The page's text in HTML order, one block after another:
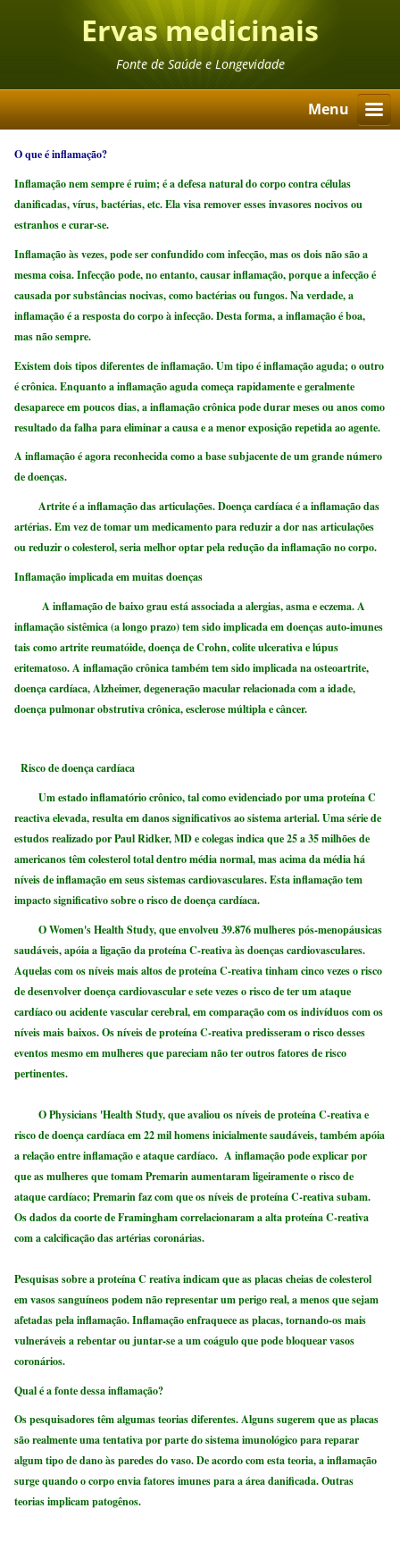
Ervas medicinais
Fonte de Saúde e Longevidade
Menu
O que é inflamação?
Inflamação nem sempre é ruim; é a defesa natural do corpo contra células
danificadas, vírus, bactérias, etc. Ela visa remover esses invasores nocivos ou
estranhos e curar-se.
Inflamação às vezes, pode ser confundido com infecção, mas os dois não são a
mesma coisa. Infecção pode, no entanto, causar inflamação, porque a infecção é
causada por substâncias nocivas, como bactérias ou fungos. Na verdade, a
inflamação é a resposta do corpo à infecção. Desta forma, a inflamação é boa,
mas não sempre.
Existem dois tipos diferentes de inflamação. Um tipo é inflamação aguda; o outro
é crônica. Enquanto a inflamação aguda começa rapidamente e geralmente
desaparece em poucos dias, a inflamação crônica pode durar meses ou anos como
resultado da falha para eliminar a causa e a menor exposição repetida ao agente.
A inflamação é agora reconhecida como a base subjacente de um grande número
de doenças.
Artrite é a inflamação das articulações. Doença cardíaca é a inflamação das
artérias. Em vez de tomar um medicamento para reduzir a dor nas articulações
ou reduzir o colesterol, seria melhor optar pela redução da inflamação no corpo.
Inflamação implicada em muitas doenças
A inflamação de baixo grau está associada a alergias, asma e eczema. A
inflamação sistêmica (a longo prazo) tem sido implicada em doenças auto-imunes
tais como artrite reumatóide, doença de Crohn, colite ulcerativa e lúpus
eritematoso. A inflamação crônica também tem sido implicada na osteoartrite,
doença cardíaca, Alzheimer, degeneração macular relacionada com a idade,
doença pulmonar obstrutiva crônica, esclerose múltipla e câncer.
Risco de doença cardíaca
Um estado inflamatório crônico, tal como evidenciado por uma proteína C
reactiva elevada, resulta em danos significativos ao sistema arterial. Uma série de
estudos realizado por Paul Ridker, MD e colegas indica que 25 a 35 milhões de
americanos têm colesterol total dentro média normal, mas acima da média há
níveis de inflamação em seus sistemas cardiovasculares. Esta inflamação tem
impacto significativo sobre o risco de doença cardíaca.
O Women's Health Study, que envolveu 39.876 mulheres pós-menopáusicas
saudáveis, apóia a ligação da proteína C-reativa às doenças cardiovasculares.
Aquelas com os níveis mais altos de proteína C-reativa tinham cinco vezes o risco
de desenvolver doença cardiovascular e sete vezes o risco de ter um ataque
cardíaco ou acidente vascular cerebral, em comparação com os indivíduos com os
níveis mais baixos. Os níveis de proteína C-reativa predisseram o risco desses
eventos mesmo em mulheres que pareciam não ter outros fatores de risco
pertinentes.
O Physicians 'Health Study, que avaliou os níveis de proteína C-reativa e
risco de doença cardíaca em 22 mil homens inicialmente saudáveis, também apóia
a relação entre inflamação e ataque cardíaco. A inflamação pode explicar por
que as mulheres que tomam Premarin aumentaram ligeiramente o risco de
ataque cardíaco; Premarin faz com que os níveis de proteína C-reativa subam.
Os dados da coorte de Framingham correlacionaram a alta proteína C-reativa
com a calcificação das artérias coronárias.
Pesquisas sobre a proteína C reativa indicam que as placas cheias de colesterol
em vasos sanguíneos podem não representar um perigo real, a menos que sejam
afetadas pela inflamação. Inflamação enfraquece as placas, tornando-os mais
vulneráveis ​​a rebentar ou juntar-se a um coágulo que pode bloquear vasos
coronários.
Qual é a fonte dessa inflamação?
Os pesquisadores têm algumas teorias diferentes. Alguns sugerem que as placas
são realmente uma tentativa por parte do sistema imunológico para reparar
algum tipo de dano às paredes do vaso. De acordo com esta teoria, a inflamação
surge quando o corpo envia fatores imunes para a área danificada. Outras
teorias implicam patogênos.